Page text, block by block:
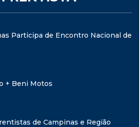
Participa de Encontro Nacional de
+ Beni Motos
de Campinas e Região